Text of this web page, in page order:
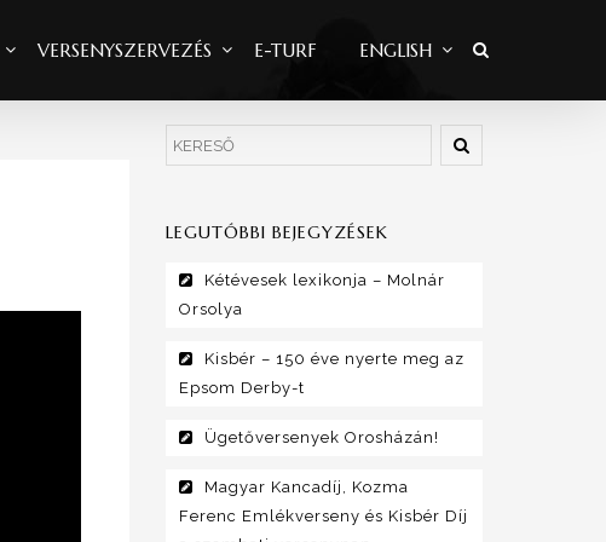
VERSENYSZERVEZÉS E-TURF ENGLISH
LEGUTÓBBI BEJEGYZÉSEK
Kétévesek lexikonja – Molnár
Orsolya
Kisbér – 150 éve nyerte meg az
Epsom Derby-t
Ügetőversenyek Orosházán!
Magyar Kancadíj, Kozma
Ferenc Emlékverseny és Kisbér Díj